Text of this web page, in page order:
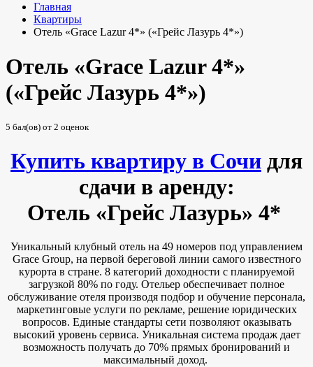
Главная
Квартиры
Отель «Grace Lazur 4*» («Грейс Лазурь 4*»)
Отель «Grace Lazur 4*»
(«Грейс Лазурь 4*»)
5 бал(ов) от 2 оценок
Купить квартиру в Сочи для
сдачи в аренду:
Отель «Грейс Лазурь» 4*
Уникальный клубный отель на 49 номеров под управлением
Grace Group, на первой береговой линии самого известного
курорта в стране. 8 категорий доходности с планируемой
загрузкой 80% по году. Отельер обеспечивает полное
обслуживание отеля производя подбор и обучение персонала,
маркетинговые услуги по рекламе, решение юридических
вопросов. Единые стандарты сети позволяют оказывать
высокий уровень сервиса. Уникальная система продаж дает
возможность получать до 70% прямых бронирований и
максимальный доход.